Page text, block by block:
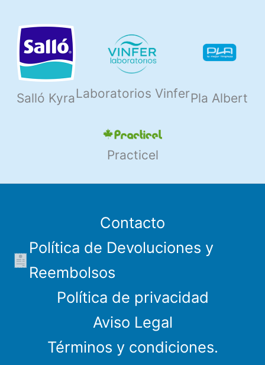
Salló Kyra Laboratorios VinferPla Albert
Practicel
Contacto
Política de Devoluciones y
Reembolsos
Política de privacidad
Aviso Legal
Términos y condiciones.